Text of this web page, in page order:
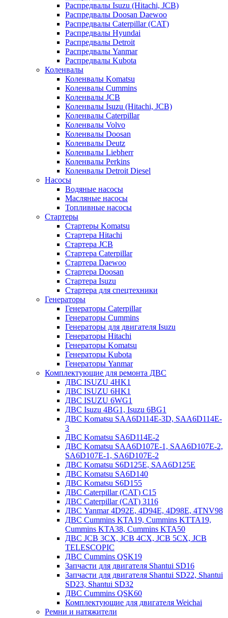
Распредвалы Isuzu (Hitachi, JCB)
Распредвалы Doosan Daewoo
Распредвалы Caterpillar (CAT)
Распредвалы Hyundai
Распредвалы Detroit
Распредвалы Yanmar
Распредвалы Kubota
Коленвалы
Коленвалы Komatsu
Коленвалы Cummins
Коленвалы JCB
Коленвалы Isuzu (Hitachi, JCB)
Коленвалы Caterpillar
Коленвалы Volvo
Коленвалы Doosan
Коленвалы Deutz
Коленвалы Liebherr
Коленвалы Perkins
Коленвалы Detroit Diesel
Насосы
Водяные насосы
Масляные насосы
Топливные насосы
Стартеры
Стартеры Komatsu
Стартера Hitachi
Стартера JCB
Стартера Caterpillar
Стартера Daewoo
Стартера Doosan
Стартера Isuzu
Стартера для спецтехники
Генераторы
Генераторы Caterpillar
Генераторы Cummins
Генераторы для двигателя Isuzu
Генераторы Hitachi
Генераторы Komatsu
Генераторы Kubota
Генераторы Yanmar
Комплектующие для ремонта ДВС
ДВС ISUZU 4HK1
ДВС ISUZU 6HK1
ДВС ISUZU 6WG1
ДВС Isuzu 4BG1, Isuzu 6BG1
ДВС Komatsu SAA6D114E-3D, SAA6D114E-
3
ДВС Komatsu SA6D114E-2
ДВС Komatsu SAA6D107E-1, SAA6D107E-2,
SA6D107E-1, SA6D107E-2
ДВС Komatsu S6D125E, SAA6D125E
ДВС Komatsu SA6D140
ДВС Komatsu S6D155
ДВС Caterpillar (CAT) C15
ДВС Caterpillar (CAT) 3116
ДВС Yanmar 4D92E, 4D94E, 4D98E, 4TNV98
ДВС Cummins KTA19, Cummins KTTA19,
Cummins KTA38, Cummins KTA50
ДВС JCB 3CX, JCB 4CX, JCB 5CX, JCB
TELESCOPIC
ДВС Cummins QSK19
Запчасти для двигателя Shantui SD16
Запчасти для двигателя Shantui SD22, Shantui
SD23, Shantui SD32
ДВС Cummins QSK60
Комплектующие для двигателя Weichai
Ремни и натяжители